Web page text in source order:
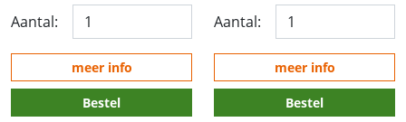
Aantal:
meer info
Bestel
Aantal:
meer info
Bestel